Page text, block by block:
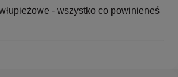
- wszystko co powinieneś